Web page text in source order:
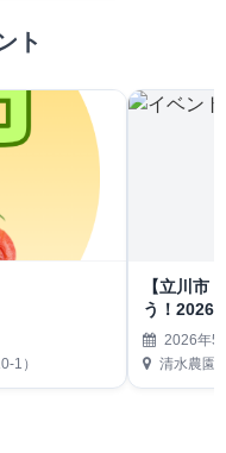
ト
1）
【立川市
う！2026
2026年5
清水農園